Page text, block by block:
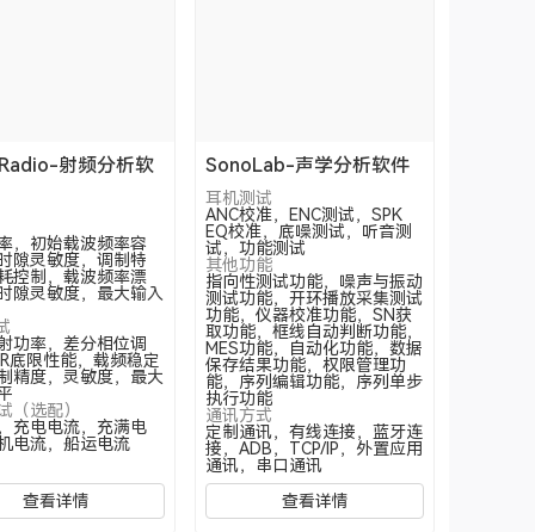
射频分析软
，初始载波频率容
隙灵敏度，调制特
控制，载波频率漂
隙灵敏度，最大输入
功率，差分相位调
底限性能，载频稳定
精度，灵敏度，最大
（选配）
充电电流，充满电
电流，船运电流
查看详情
SonoLab-声学分析软件
耳机测试
ANC校准，ENC测试，SPK
EQ校准，底噪测试，听音测
试，功能测试
其他功能
指向性测试功能，噪声与振动
测试功能，开环播放采集测试
功能，仪器校准功能，SN获
取功能，框线自动判断功能，
MES功能，自动化功能，数据
保存结果功能，权限管理功
能，序列编辑功能，序列单步
执行功能
通讯方式
定制通讯，有线连接，蓝牙连
接，ADB，TCP/IP，外置应用
通讯，串口通讯
查看详情